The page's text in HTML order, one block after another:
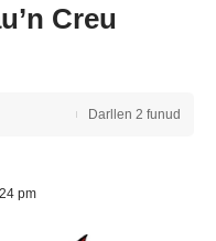
Creu
pm
Darllen 2 funud